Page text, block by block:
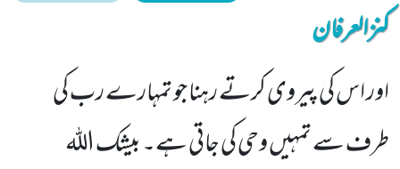
کنزالعرفان
اور اس کی پیروی کرتے رہنا جو تمہارے رب کی
طرف سے تمہیں وحی کی جاتی ہے۔ بیشک الله